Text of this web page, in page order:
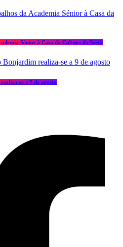
Sénior à Casa da Cultura da Sertã
se a 9 de agosto